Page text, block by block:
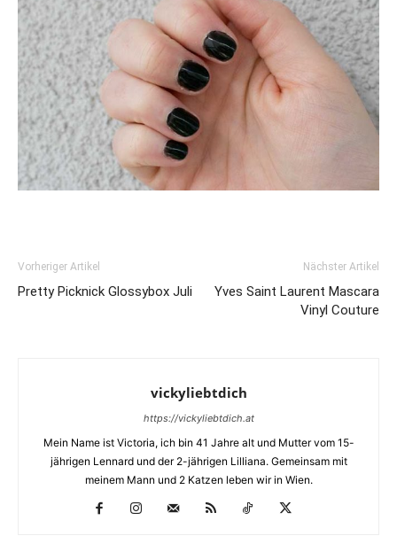
Vorheriger Artikel
Pretty Picknick Glossybox Juli
Nächster Artikel
Yves Saint Laurent Mascara
Vinyl Couture
vickyliebtdich
https://vickyliebtdich.at
Mein Name ist Victoria, ich bin 41 Jahre alt und Mutter vom 15-
jährigen Lennard und der 2-jährigen Lilliana. Gemeinsam mit
meinem Mann und 2 Katzen leben wir in Wien.